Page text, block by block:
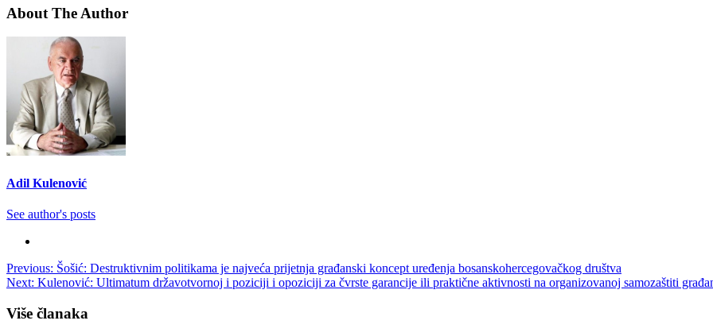
About The Author
Adil Kulenović
See author's posts
Post
navigation
Previous: Šošić: Destruktivnim politikama je najveća prijetnja građanski koncept uređenja bosanskohercegovačkog društva
Next: Kulenović: Ultimatum državotvornoj i poziciji i opoziciji za čvrste garancije ili praktične aktivnosti na organizovanoj samozaštiti
Više članaka